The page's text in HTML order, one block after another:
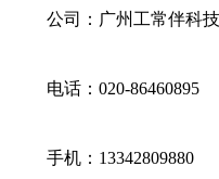
公司：广州工常伴科
电话：020-86460895
手机：13342809880